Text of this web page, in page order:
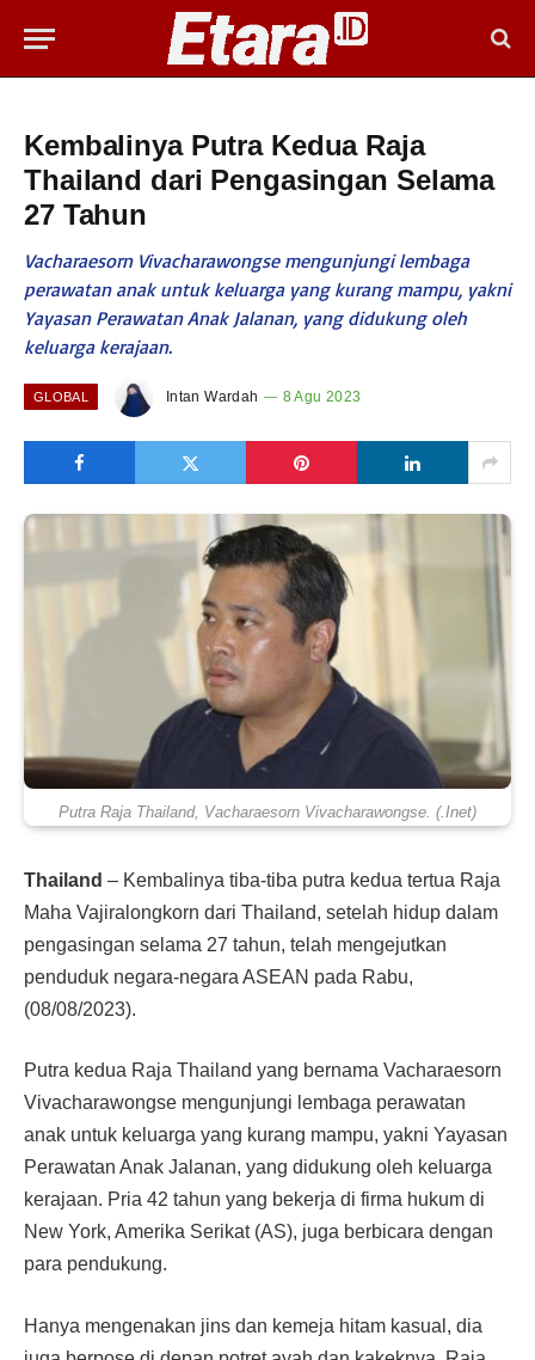
Kembalinya Putra Kedua Raja
Thailand dari Pengasingan Selama
27 Tahun
Vacharaesorn Vivacharawongse mengunjungi lembaga
perawatan anak untuk keluarga yang kurang mampu, yakni
Yayasan Perawatan Anak Jalanan, yang didukung oleh
keluarga kerajaan.
GLOBAL Intan Wardah 8 Agu 2023
Putra Raja Thailand, Vacharaesorn Vivacharawongse. (.Inet)
Thailand – Kembalinya tiba-tiba putra kedua tertua Raja
Maha Vajiralongkorn dari Thailand, setelah hidup dalam
pengasingan selama 27 tahun, telah mengejutkan
penduduk negara-negara ASEAN pada Rabu,
(08/08/2023).
Putra kedua Raja Thailand yang bernama Vacharaesorn
Vivacharawongse mengunjungi lembaga perawatan
anak untuk keluarga yang kurang mampu, yakni Yayasan
Perawatan Anak Jalanan, yang didukung oleh keluarga
kerajaan. Pria 42 tahun yang bekerja di firma hukum di
New York, Amerika Serikat (AS), juga berbicara dengan
para pendukung.
Hanya mengenakan jins dan kemeja hitam kasual, dia